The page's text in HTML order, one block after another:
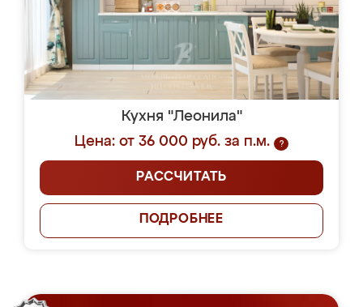
Кухня "Леонила"
Цена: от 36 000 руб. за п.м.
?
РАССЧИТАТЬ
ПОДРОБНЕЕ